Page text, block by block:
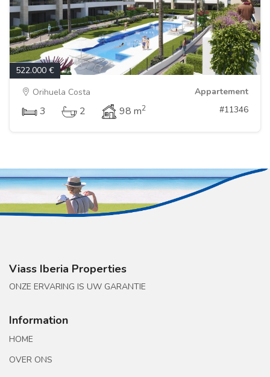
522.000 €
Orihuela Costa
Appartement
3 2 98 m2 #11346
Viass Iberia Properties
ONZE ERVARING IS UW GARANTIE
Information
HOME
OVER ONS